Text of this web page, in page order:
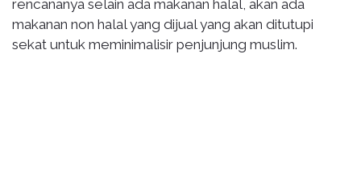
rencananya selain ada makanan halal, akan ada
makanan non halal yang dijual yang akan ditutupi
sekat untuk meminimalisir penjunjung muslim.